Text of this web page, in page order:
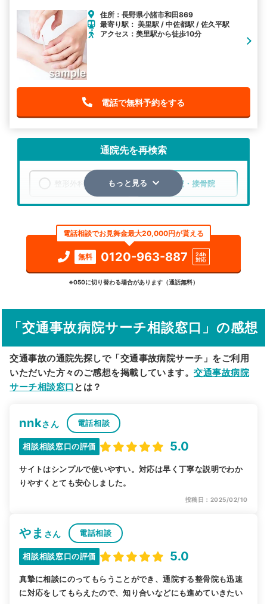
住所：長野県小諸市和田869
最寄り駅： 美里駅 / 中佐都駅 / 佐久平駅
アクセス：美里駅から徒歩10分
電話で無料予約をする
通院先を再検索
整形外科 整骨院・接骨院
検索する
詳細条件で絞り込む
駅から探す 院名から探す
もっと見る
電話相談でお見舞金最大20,000円が貰える
無料 0120-963-887
24h
対応
※050に切り替わる場合があります（通話無料）
「交通事故病院サーチ相談窓口」の感想
交通事故の通院先探しで「交通事故病院サーチ」をご利用
いただいた方々のご感想を掲載しています。交通事故病院
サーチ相談窓口 とは？
nnkさん 電話相談
相談相談窓口の評価 5.0
サイトはシンプルで使いやすい。対応は早く丁寧な説明でわか
りやすくとても安心しました。
投稿日：2025/02/10
やま さん 電話相談
相談相談窓口の評価 5.0
真摯に相談にのってもらうことができ、通院する整骨院も迅速
に対応をしてもらえたので、知り合いなどにも進めていきたい